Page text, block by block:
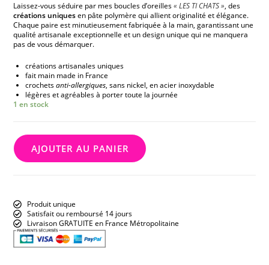
Laissez-vous séduire par mes boucles d’oreilles« LES TI CHATS », des
créations uniquesen pâte polymère qui allient originalité et élégance.
Chaque paire est minutieusement fabriquée à la main, garantissant une
qualité artisanale exceptionnelle et un design unique qui ne manquera
pas de vous démarquer.
créations artisanales uniques
fait main made in France
crochetsanti-allergiques, sans nickel, en acier inoxydable
légères et agréables à porter toute la journée
1 en stock
AJOUTER AU PANIER
Produit unique
Satisfait ou remboursé 14 jours
Livraison GRATUITE en France Métropolitaine